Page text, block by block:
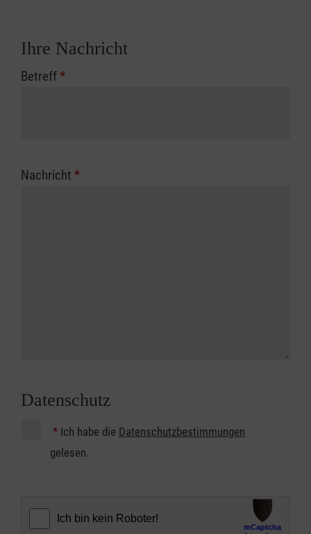
Ihre Nachricht
Betreff*
Nachricht *
Datenschutz
* Ich habe die Datenschutzbestimmungen
gelesen.